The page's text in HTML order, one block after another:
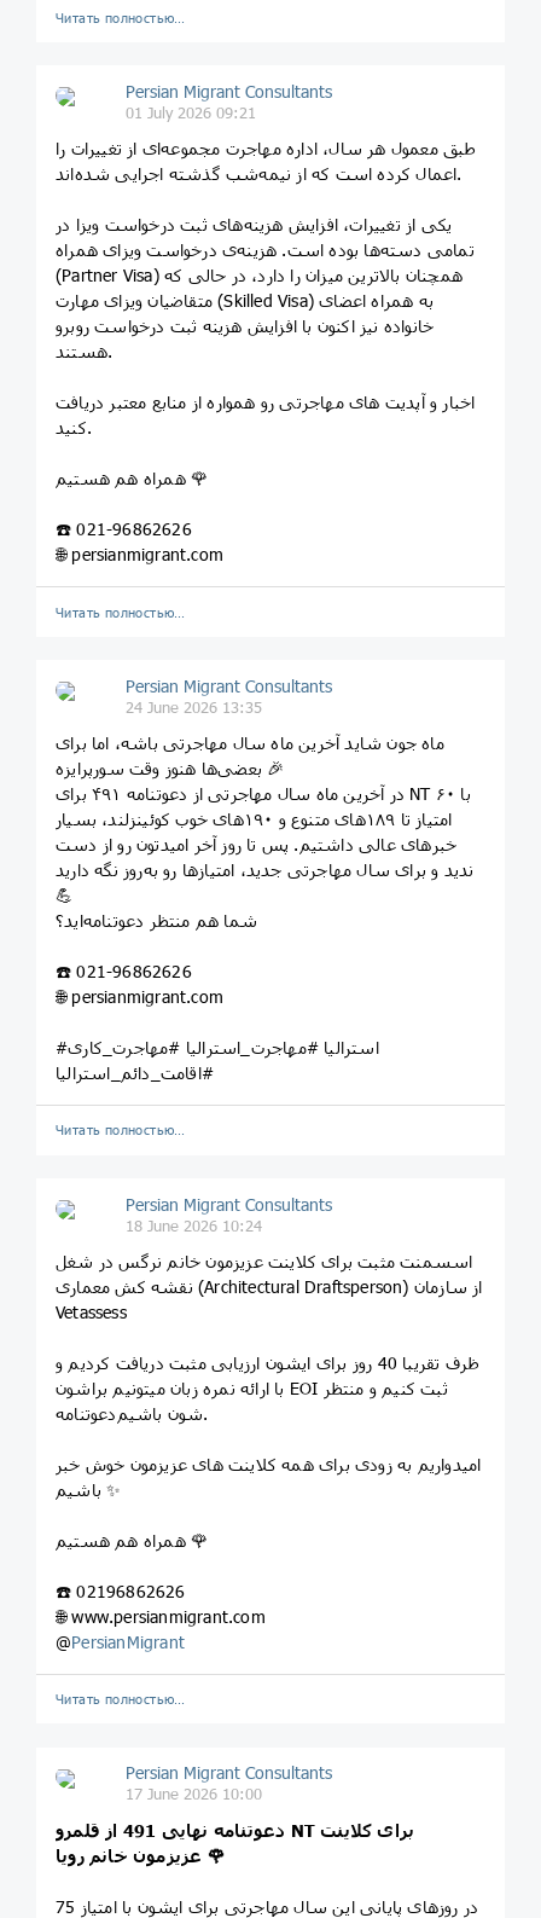
Читать полностью…
Persian Migrant Consultants
01 July 2026 09:21
طبق معمول هر سال، اداره مهاجرت مجموعه‌ای از تغییرات را
اعمال کرده است که از نیمه‌شب گذشته اجرایی شده‌اند.
یکی از تغییرات، افزایش هزینه‌های ثبت درخواست ویزا در
تمامی دسته‌ها بوده است. هزینه‌ی درخواست ویزای همراه
(Partner Visa) همچنان بالاترین میزان را دارد، در حالی که
متقاضیان ویزای مهارت (Skilled Visa) به همراه اعضای
خانواده نیز اکنون با افزایش هزینه ثبت درخواست روبرو
هستند.
اخبار و آپدیت های مهاجرتی رو همواره از منابع معتبر دریافت
کنید.
همراه هم هستیم 🌹
☎️ 021-96862626
🌐 persianmigrant.com
Читать полностью…
Persian Migrant Consultants
24 June 2026 13:35
ماه جون شاید آخرین ماه سال مهاجرتی باشه، اما برای
بعضی‌ها هنوز وقت سورپرایزه 🎉
در آخرین ماه سال مهاجرتی از دعوتنامه ۴۹۱ برای NT با ۶۰
امتیاز تا ۱۸۹های متنوع و ۱۹۰های خوب کوئینزلند، بسیار
خبرهای عالی داشتیم. پس تا روز آخر امیدتون رو از دست
ندید و برای سال مهاجرتی جدید، امتیازها رو به‌روز نگه دارید
💪
شما هم منتظر دعوتنامه‌اید؟
☎️ 021-96862626
🌐 persianmigrant.com
#استرالیا #مهاجرت_استرالیا #مهاجرت_کاری
#اقامت_دائم_استرالیا
Читать полностью…
Persian Migrant Consultants
18 June 2026 10:24
اسسمنت مثبت برای کلاینت عزیزمون خانم نرگس در شغل
نقشه کش معماری (Architectural Draftsperson) از سازمان
Vetassess
ظرف تقریبا 40 روز برای ایشون ارزیابی مثبت دریافت کردیم و
با ارائه نمره زبان میتونیم براشون EOI ثبت کنیم و منتظر
دعوتنامه‎‌شون باشیم.
امیدواریم به زودی برای همه کلاینت های عزیزمون خوش خبر
باشیم ✨
همراه هم هستیم 🌹
☎️ 02196862626
🌐 www.persianmigrant.com
@PersianMigrant
Читать полностью…
Persian Migrant Consultants
17 June 2026 10:00
دعوتنامه نهایی 491 از قلمرو NT برای کلاینت
عزیزمون خانم رویا 🌹
در روزهای پایانی این سال مهاجرتی برای ایشون با امتیاز 75